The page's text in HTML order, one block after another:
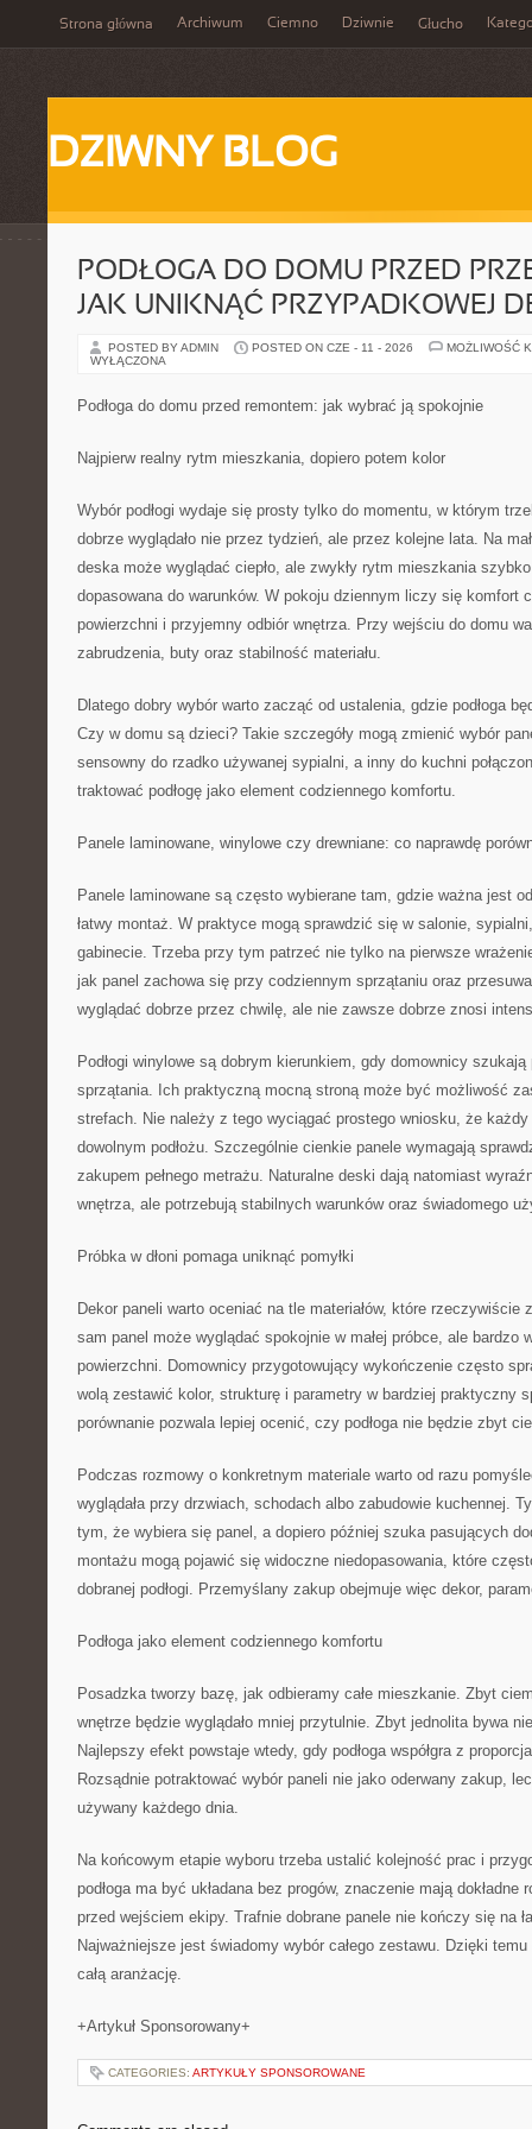
Strona główna Archiwum Ciemno Dziwnie Głucho
DZIWNY BLOG
PODŁOGA DO DOMU PRZED
JAK UNIKNĄĆ PRZYPADKOWEJ
POSTED BY ADMIN POSTED ON CZE - 11 - 2026
MOŻLIWOŚĆ
WYŁĄCZONA
Podłoga do domu przed remontem: jak wybrać ją spokojnie
Najpierw realny rytm mieszkania, dopiero potem kolor
Wybór podłogi wydaje się prosty tylko do momentu, w którym
dobrze wyglądało nie przez tydzień, ale przez kolejne lata. Na
deska może wyglądać ciepło, ale zwykły rytm mieszkania
dopasowana do warunków. W pokoju dziennym liczy się komfort
powierzchni i przyjemny odbiór wnętrza. Przy wejściu do domu
zabrudzenia, buty oraz stabilność materiału.
Dlatego dobry wybór warto zacząć od ustalenia, gdzie podłoga
Czy w domu są dzieci? Takie szczegóły mogą zmienić wybór
sensowny do rzadko używanej sypialni, a inny do kuchni
traktować podłogę jako element codziennego komfortu.
Panele laminowane, winylowe czy drewniane: co naprawdę
Panele laminowane są często wybierane tam, gdzie ważna jest
łatwy montaż. W praktyce mogą sprawdzić się w salonie,
gabinecie. Trzeba przy tym patrzeć nie tylko na pierwsze
jak panel zachowa się przy codziennym sprzątaniu oraz
wyglądać dobrze przez chwilę, ale nie zawsze dobrze znosi
Podłogi winylowe są dobrym kierunkiem, gdy domownicy szukają
sprzątania. Ich praktyczną mocną stroną może być możliwość
strefach. Nie należy z tego wyciągać prostego wniosku, że każdy
dowolnym podłożu. Szczególnie cienkie panele wymagają
zakupem pełnego metrażu. Naturalne deski dają natomiast
wnętrza, ale potrzebują stabilnych warunków oraz świadomego
Próbka w dłoni pomaga uniknąć pomyłki
Dekor paneli warto oceniać na tle materiałów, które rzeczywiście
sam panel może wyglądać spokojnie w małej próbce, ale bardzo
powierzchni. Domownicy przygotowujący wykończenie często
wolą zestawić kolor, strukturę i parametry w bardziej praktyczny
porównanie pozwala lepiej ocenić, czy podłoga nie będzie zbyt
Podczas rozmowy o konkretnym materiale warto od razu
wyglądała przy drzwiach, schodach albo zabudowie kuchennej.
tym, że wybiera się panel, a dopiero później szuka pasujących
montażu mogą pojawić się widoczne niedopasowania, które
dobranej podłogi. Przemyślany zakup obejmuje więc dekor,
Podłoga jako element codziennego komfortu
Posadzka tworzy bazę, jak odbieramy całe mieszkanie. Zbyt
wnętrze będzie wyglądało mniej przytulnie. Zbyt jednolita bywa
Najlepszy efekt powstaje wtedy, gdy podłoga współgra z
Rozsądnie potraktować wybór paneli nie jako oderwany zakup,
używany każdego dnia.
Na końcowym etapie wyboru trzeba ustalić kolejność prac i
podłoga ma być układana bez progów, znaczenie mają dokładne
przed wejściem ekipy. Trafnie dobrane panele nie kończy się na
Najważniejsze jest świadomy wybór całego zestawu. Dzięki temu
całą aranżację.
+Artykuł Sponsorowany+
CATEGORIES: ARTYKUŁY SPONSOROWANE